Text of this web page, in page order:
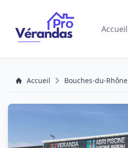
Accueil
Accueil Bouches-du-Rhône